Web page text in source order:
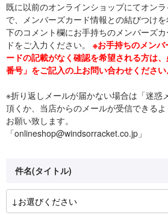
既に以前のオンラインショップにてオン
で、メンバーズカード情報との結びつけ
下のコメント欄にお手持ちのメンバーズ
ドをご入力ください。 ※お手持ちのメンバ
ードの記載がなく確認を希望される方は
番号」をご記入の上お問い合わせください
※折り返しメールが届かない場合は「迷惑
頂くか、当店からのメールが受信できる
お願い致します。
「onlineshop@windsorracket.co.jp」
件名(タイトル)